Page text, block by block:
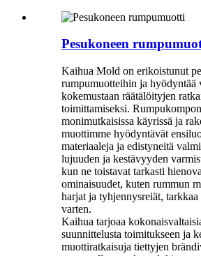
Pesukoneen
Kaihua Mold on erikoistunut
rumpumuotteihin ja hyödyntää
kokemustaan ​​räätälöityjen
toimittamiseksi.
monimutkaisissa käyrissä ja
muottimme hyödyntävät
materiaaleja ja edistyneitä
lujuuden ja kestävyyden
kun ne toistavat tarkasti
ominaisuudet, kuten rummun
harjat ja tyhjennysreiät, tarkkaa
varten.
Kaihua tarjoaa
suunnittelusta toimitukseen ja
muottiratkaisuja tiettyjen